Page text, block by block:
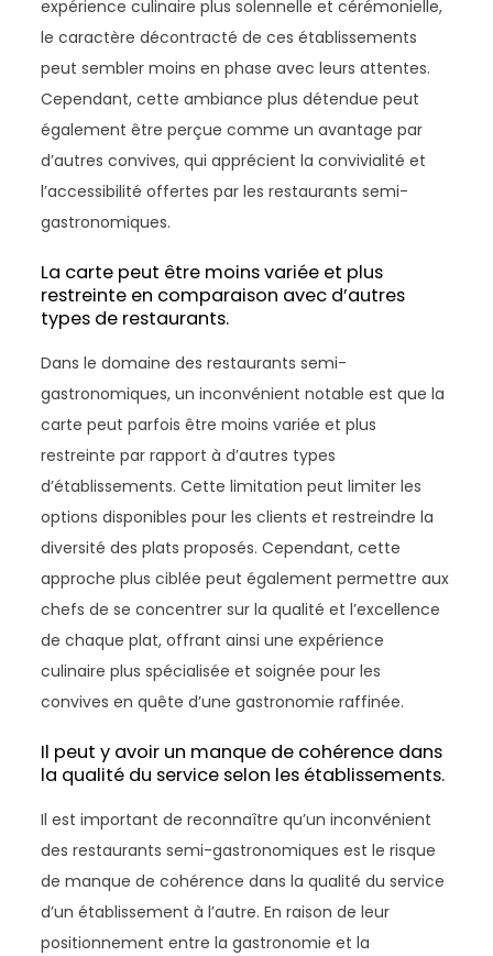
expérience culinaire plus solennelle et cérémonielle,
le caractère décontracté de ces établissements
peut sembler moins en phase avec leurs attentes.
Cependant, cette ambiance plus détendue peut
également être perçue comme un avantage par
d’autres convives, qui apprécient la convivialité et
l’accessibilité offertes par les restaurants semi-
gastronomiques.
La carte peut être moins variée et plus
restreinte en comparaison avec d’autres
types de restaurants.
Dans le domaine des restaurants semi-
gastronomiques, un inconvénient notable est que la
carte peut parfois être moins variée et plus
restreinte par rapport à d’autres types
d’établissements. Cette limitation peut limiter les
options disponibles pour les clients et restreindre la
diversité des plats proposés. Cependant, cette
approche plus ciblée peut également permettre aux
chefs de se concentrer sur la qualité et l’excellence
de chaque plat, offrant ainsi une expérience
culinaire plus spécialisée et soignée pour les
convives en quête d’une gastronomie raffinée.
Il peut y avoir un manque de cohérence dans
la qualité du service selon les établissements.
Il est important de reconnaître qu’un inconvénient
des restaurants semi-gastronomiques est le risque
de manque de cohérence dans la qualité du service
d’un établissement à l’autre. En raison de leur
positionnement entre la gastronomie et la